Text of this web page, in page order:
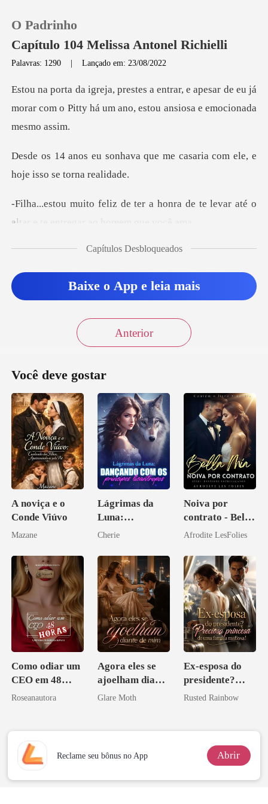
0
Histórico
O Padrinho
Capítulo 104 Melissa Antonel Richielli
Palavras: 1290 |Lançado em: 23/08/2022
e apesar de eu já
morar com o Pitty há um
que me casaria com ele, e
a honra de te levar até o
altar e
estou muiCapítulos Desbloqueados
Baixe o App e leia mais
Anterior
Você deve gostar
A noviça e o
Conde Viúvo
Mazane
Lágrimas da
Luna:
Dançando com
licantropos
Cherie
Noiva por
contrato - Bella
Mia
Afrodite LesFolies
Como odiar um
CEO em 48
horas
Roseanautora
Agora eles se
ajoelham diante
de mim
Glare Moth
Ex-esposa do
presidente?
Preciosa
mafiosa!
Rusted Rainbow
Reclame seu bônus no App Abrir